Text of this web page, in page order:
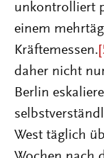
unkontrolliert
einem
Kräftemessen.
daher nicht
Berlin
West täglich